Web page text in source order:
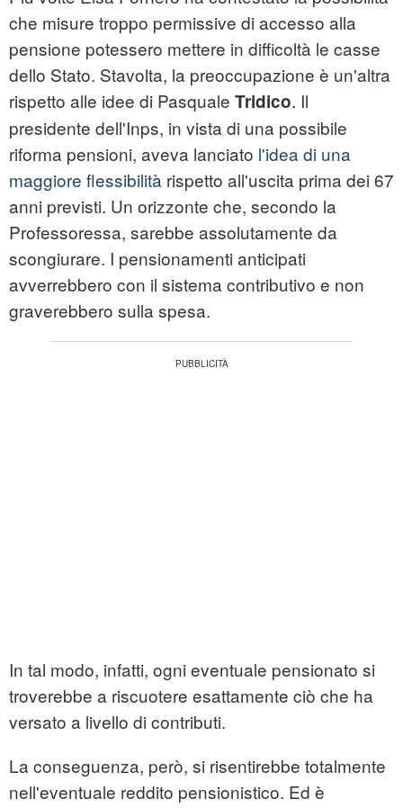
che misure troppo permissive di accesso alla
pensione potessero mettere in difficoltà le casse
dello Stato. Stavolta, la preoccupazione è un'altra
rispetto alle idee di Pasquale Tridico. Il
presidente dell'Inps, in vista di una possibile
riforma pensioni, aveva lanciato l'idea di una
maggiore flessibilità rispetto all'uscita prima dei 67
anni previsti. Un orizzonte che, secondo la
Professoressa, sarebbe assolutamente da
scongiurare. I pensionamenti anticipati
avverrebbero con il sistema contributivo e non
graverebbero sulla spesa.
In tal modo, infatti, ogni eventuale pensionato si
troverebbe a riscuotere esattamente ciò che ha
versato a livello di contributi.
La conseguenza, però, si risentirebbe totalmente
nell'eventuale reddito pensionistico. Ed è